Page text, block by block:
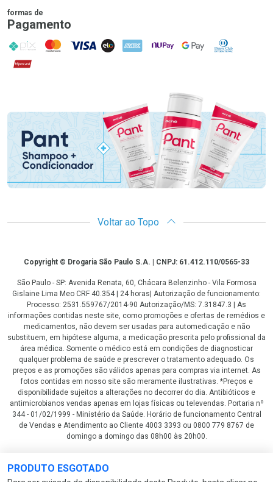
PRODUTO ESGOTADO
formas de
Pagamento
PIX MasterCard
VISA ELO AMEX NuPay Google PayDiners Club
Hipercard
Promoção em Destaque
Voltar ao Topo
CopyrightCopyright © Drogaria São Paulo S.A. | CNPJ: 61.412.110/0565-33
São Paulo - SP: Avenida Renata, 60, Chácara Belenzinho - Vila Formosa
Gislaine Lima Meo CRF 40.354 | 24 horas| Autorização de funcionamento:
Processo: 2531.559767/2014-90 Autorização/MS: 7.31847.3 | As
informações contidas neste site, como promoções e ofertas de remédios e
medicamentos, não devem ser usadas para automedicação e não
substituem, em hipótese alguma, a medicação prescrita pelo profissional da
área médica. Somente o médico está em condições de diagnosticar
qualquer problema de saúde e prescrever o tratamento adequado. Os
preços e as promoções são válidos apenas para compras via internet. As
fotos contidas em nosso site são meramente ilustrativas. *Preços e
disponibilidade sujeitos a alterações no decorrer do dia. Antibióticos e
antimicrobianos vendas apenas em lojas físicas ou televendas. Portaria nº
344 - 01/02/1999 - Ministério da Saúde. Horário de funcionamento Central
de Vendas e Atendimento ao Cliente 4003 3393 ou 0800 779 8767 de
domingo a domingo das 08h00 às 20h00.
LGPD Aceite os Cookies